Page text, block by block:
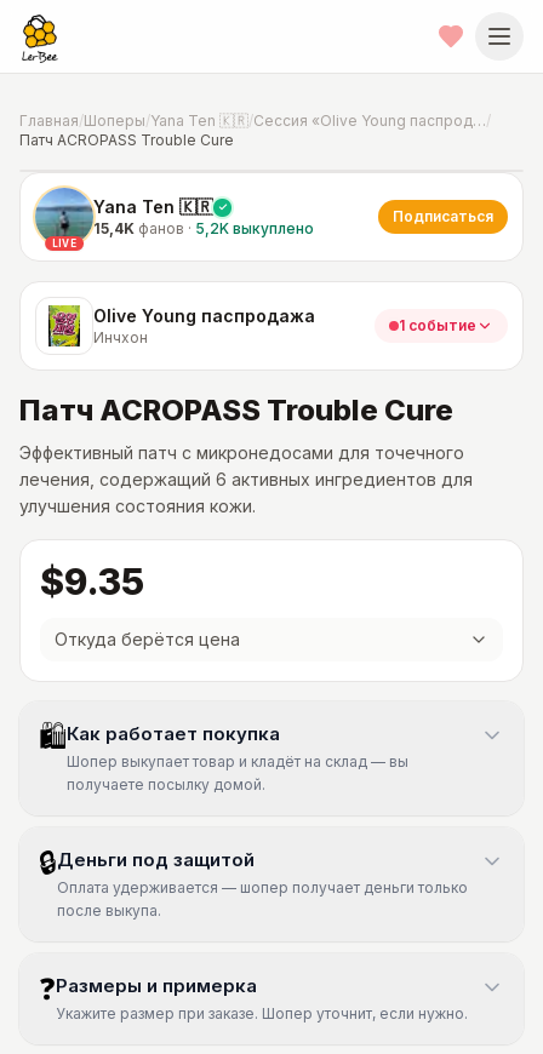
Главная/Шоперы/Yana Ten 🇰🇷/ Сессия «Olive Young паспродажа»/
Патч ACROPASS Trouble Cure
📍Фото от шопера·Инчхон
LIVE
Yana Ten 🇰🇷
15,4K фанов · 5,2K выкуплено
Подписаться
Olive Young паспродажа
Инчхон
1 событие
Патч ACROPASS Trouble Cure
Эффективный патч с микронедосами для точечного
лечения, содержащий 6 активных ингредиентов для
улучшения состояния кожи.
$9.35
Откуда берётся цена
🛍Как работает покупка
Шопер выкупает товар и кладёт на склад — вы
получаете посылку домой.
🔒Деньги под защитой
Оплата удерживается — шопер получает деньги только
после выкупа.
❓Размеры и примерка
Укажите размер при заказе. Шопер уточнит, если нужно.